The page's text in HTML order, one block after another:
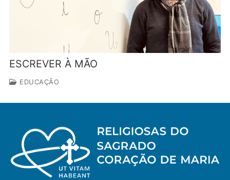
ESCREVER À MÃO
EDUCAÇÃO